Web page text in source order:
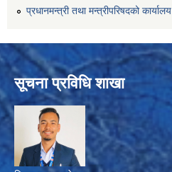
प्रधानमन्त्री तथा मन्त्रीपरिषदको कार्यालय
सूचना प्रविधि शाखा